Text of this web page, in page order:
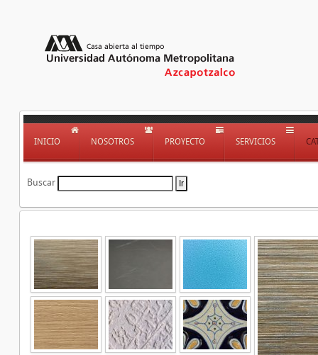
INICIO NOSOTROS PROYECTO SERVICIOS
Buscar